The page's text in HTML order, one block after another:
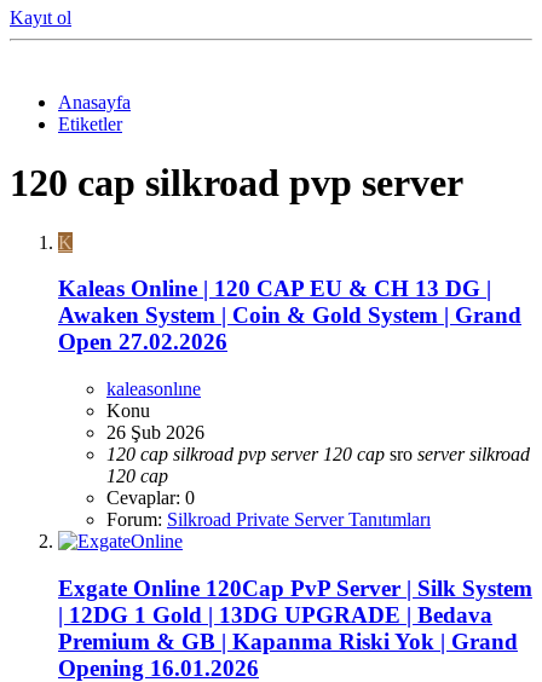
Kayıt ol
Anasayfa
Etiketler
120 cap silkroad pvp server
K
Kaleas Online | 120 CAP EU & CH 13 DG |
Awaken System | Coin & Gold System | Grand
Open 27.02.2026
kaleasonlıne
Konu
26 Şub 2026
120 cap silkroad pvp server 120 cap sro server silkroad
120 cap
Cevaplar: 0
Forum: Silkroad Private Server Tanıtımları
Exgate Online 120Cap PvP Server | Silk System
| 12DG 1 Gold | 13DG UPGRADE | Bedava
Premium & GB | Kapanma Riski Yok | Grand
Opening 16.01.2026